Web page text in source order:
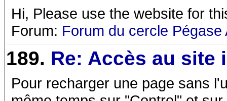
Hi, Please use the website for
Forum: Forum du cercle Pégase
189. Re: Accès au site
Pour recharger une page sans